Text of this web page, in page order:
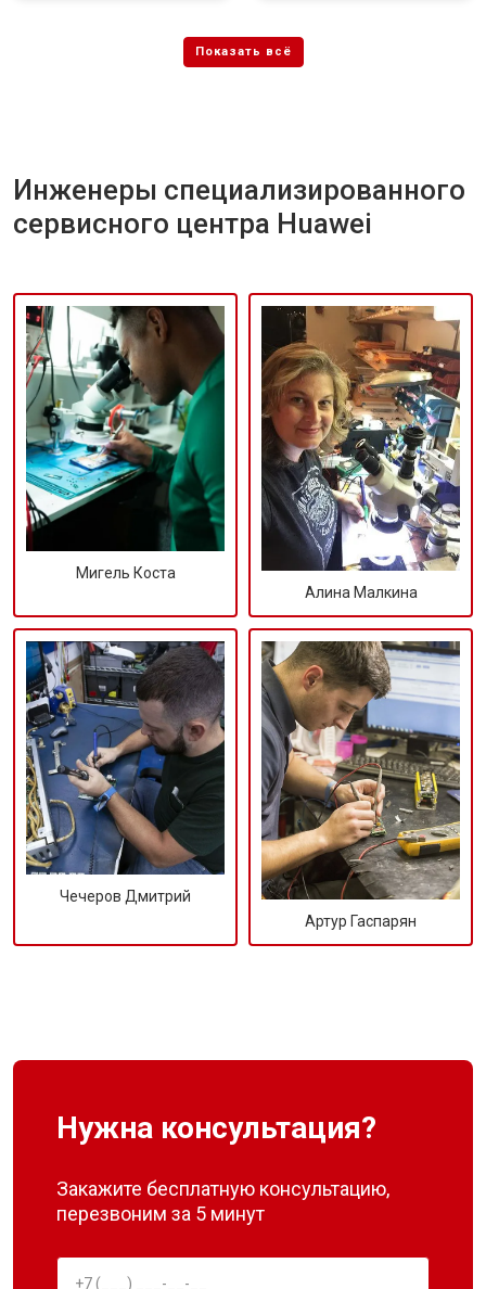
Инженеры специализированного
сервисного центра Huawei
Мигель Коста
Алина Малкина
Чечеров Дмитрий
Артур Гаспарян
Нужна консультация?
Закажите бесплатную консультацию,
перезвоним за 5 минут